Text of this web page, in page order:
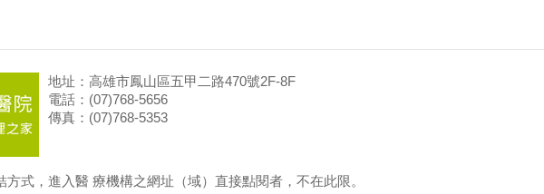
地址：高雄市鳳山區五甲二路470號2F-8F
電話：(07)768-5656
傳真：(07)768-5353
式，進入醫 療機構之網址（域）直接點閱者，不在此限。